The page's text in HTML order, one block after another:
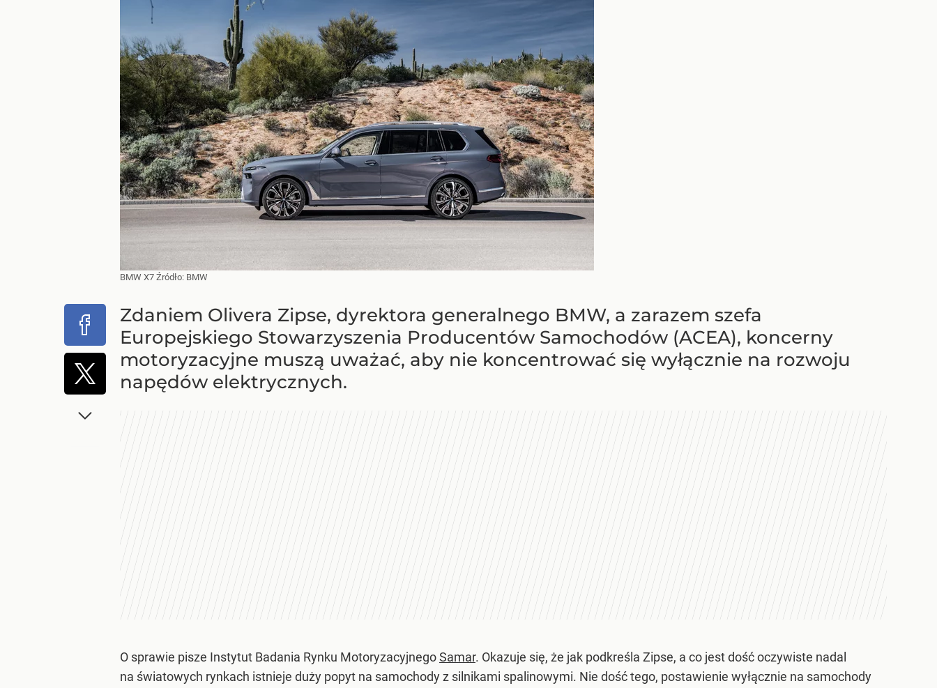
BMW X7 Źródło: BMW
Zdaniem Olivera Zipse, dyrektora generalnego BMW, a zarazem szefa
Europejskiego Stowarzyszenia Producentów Samochodów (ACEA), koncerny
motoryzacyjne muszą uważać, aby nie koncentrować się wyłącznie na rozwoju
napędów elektrycznych.
O sprawie pisze Instytut Badania Rynku MotoryzacyjnegoSamar. Okazuje się, że jak podkreśla Zipse, a co jest dość oczywiste nadal
na światowych rynkach istnieje duży popyt na samochody z silnikami spalinowymi. Nie dość tego, postawienie wyłącznie na samochody